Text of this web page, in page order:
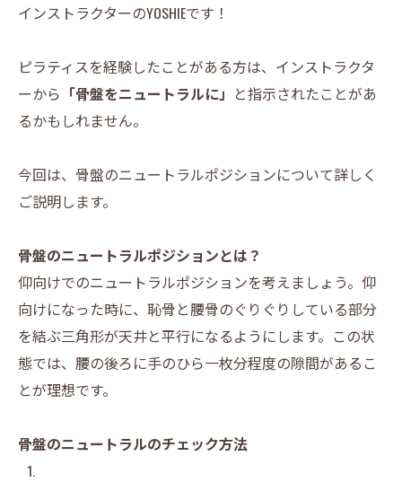
インストラクターのYOSHIEです！
ピラティスを経験したことがある方は、インストラクタ
ーから 「骨盤をニュートラルに」 と指示されたことがあ
るかもしれません。
今回は、骨盤のニュートラルポジションについて詳しく
ご説明します。
骨盤のニュートラルポジションとは？
仰向けでのニュートラルポジションを考えましょう。仰
向けになった時に、恥骨と腰骨のぐりぐりしている部分
を結ぶ三角形が天井と平行になるようにします。この状
態では、腰の後ろに手のひら一枚分程度の隙間があるこ
とが理想です。
骨盤のニュートラルのチェック方法